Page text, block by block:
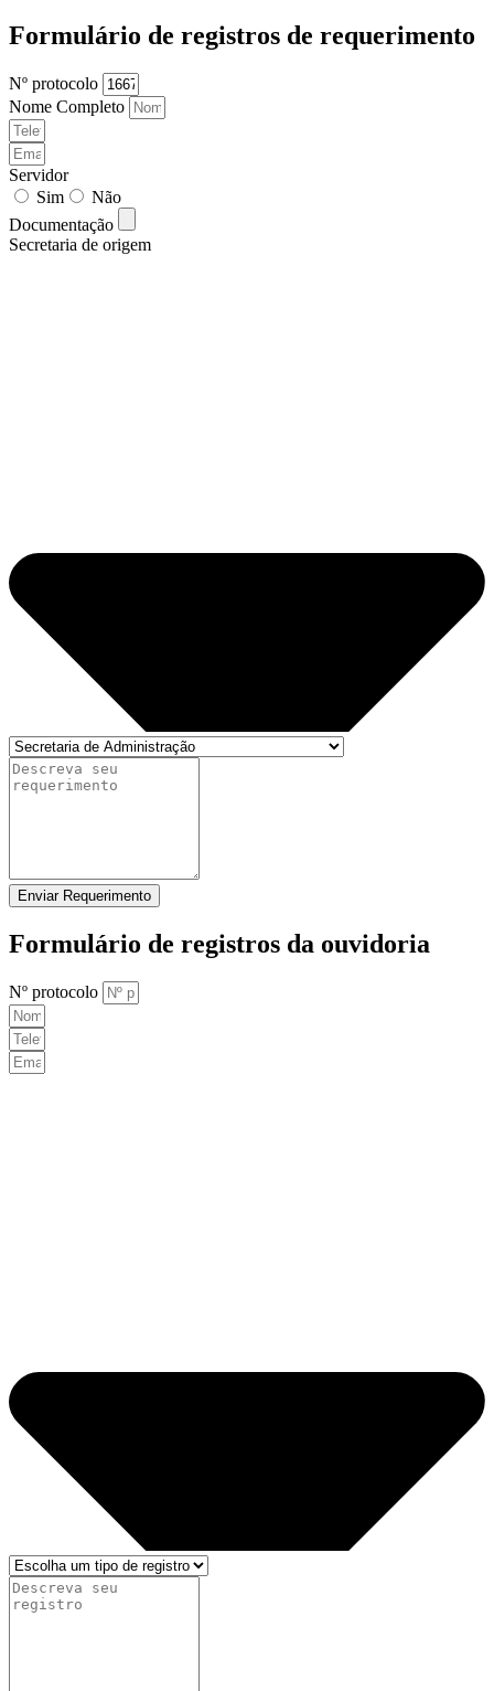
Formulário de registros de requerimento
Nº protocolo
Nome Completo
Servidor
Sim
Não
Documentação
Secretaria de origem
Enviar Requerimento
Formulário de registros da ouvidoria
Nº protocolo